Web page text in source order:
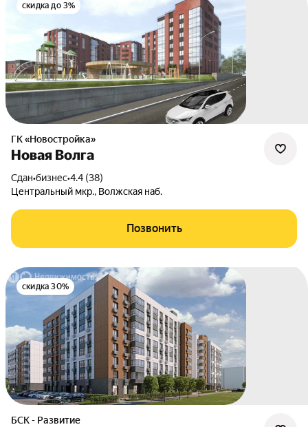
скидка до 3%
ГК «Новостройка»
Новая Волга
Сдан•бизнес•4.4 (38)
Центральный мкр., Волжская наб.
Позвонить
скидка 30%
БСК - Развитие